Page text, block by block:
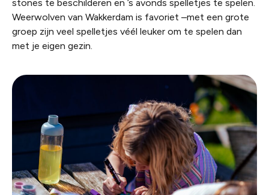
stones te beschilderen en ’s avonds spelletjes te spelen.
Weerwolven van Wakkerdam is favoriet –met een grote
groep zijn veel spelletjes véél leuker om te spelen dan
met je eigen gezin.